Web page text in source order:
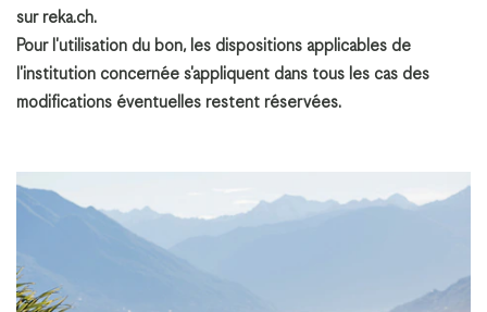
sur reka.ch.
Pour l'utilisation du bon, les dispositions applicables de
l'institution concernée s'appliquent dans tous les cas des
modifications éventuelles restent réservées.